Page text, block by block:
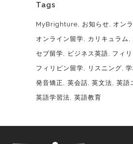
Tags
MyBrighture お知らせ
オン
オンライン留学
カリキュラム
セブ留学
ビジネス英語
フィ
フィリピン留学
リスニング
発音矯正
英会話 英文法
英語
英語学習法
英語教育